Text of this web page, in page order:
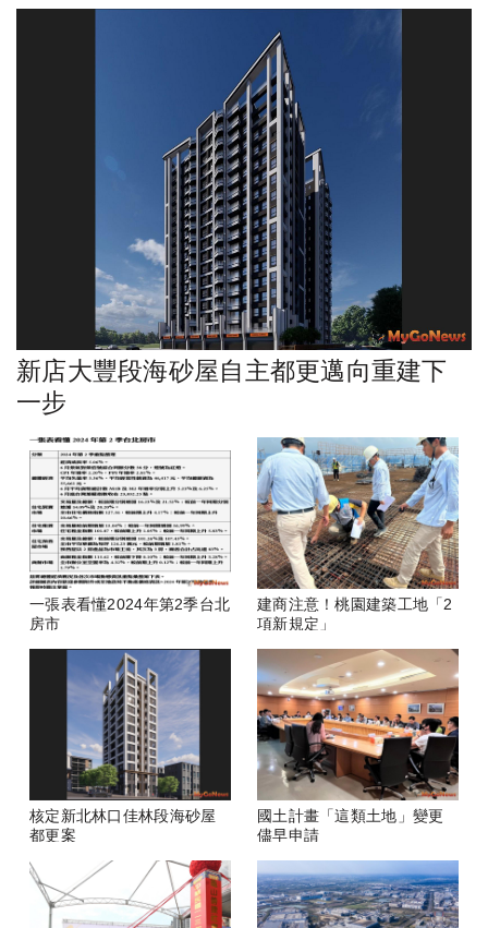
新店大豐段海砂屋自主都更邁向重建下
一步
一張表看懂2024年第2季台北
房市
建商注意！桃園建築工地「2
項新規定」
核定新北林口佳林段海砂屋
都更案
國土計畫「這類土地」變更
儘早申請